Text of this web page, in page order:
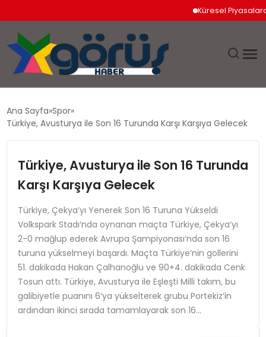
Küresel Piyasalarda
GÜNDEM
MAGAZIN
SAĞLIK
SPOR
TEKNOLOJI
Ana Sayfa Spor
Türkiye, Avusturya ile Son 16 Turunda Karşı Karşıya Gelecek
Türkiye, Avusturya ile Son 16 Turunda
Karşı Karşıya Gelecek
Türkiye, Çekya’yı Yenerek Son 16 Turuna Yükseldi
Volkspark Stadı‘nda oynanan maçta Türkiye, Çekya‘yı
2-0 mağlup ederek Avrupa Şampiyonası‘nda son 16
turuna yükselmeyi başardı. Maçta Türkiye’nin gollerini
51. dakikada Hakan Çalhanoğlu ve 90+4. dakikada Cenk
Tosun attı. Türkiye, Avusturya ile Eşleşti Milli takım, bu
galibiyetle puanını 6‘ya yükselterek grubu Portekiz‘in
ardından ikinci sırada tamamlayarak son 16…